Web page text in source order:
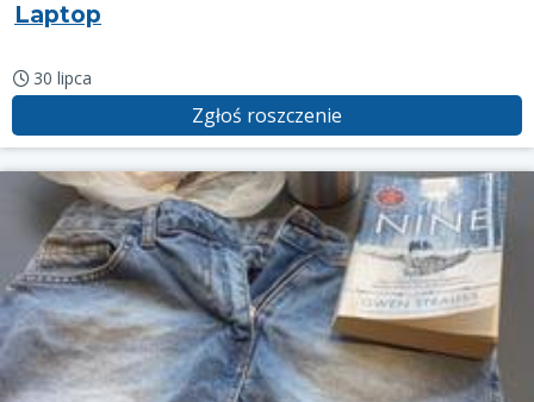
Laptop
30 lipca
Zgłoś roszczenie